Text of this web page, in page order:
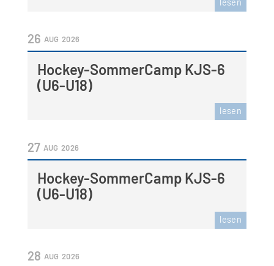
lesen
26 AUG 2026
Hockey-SommerCamp KJS-6
(U6-U18)
lesen
27 AUG 2026
Hockey-SommerCamp KJS-6
(U6-U18)
lesen
28 AUG 2026